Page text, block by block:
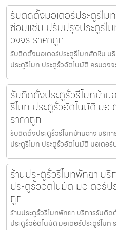
รับติดตั้งมอเตอร์ประตูรีโ
ซ่อมแซ่ม ปรับปรุงประตูรีโ
วงจร ราคาถูก
รับติดตั้งมอเตอร์ประตูรีโมทสัตหีบ
ประตูรีโมท ประตูรั้วอัตโนมัติ ครบวง
รับติดตั้งประตูรั้วรีโมทบ้า
รีโมท ประตูรั้วอัตโนมัติ มอ
ราคาถูก
รับติดตั้งประตูรั้วรีโมทบ้านฉาง บริก
ประตูรีโมท ประตูรั้วอัตโนมัติ มอเตอร์
ร้านประตูรั้วรีโมทพัทยา บ
ประตูรั้วอัตโนมัติ มอเตอร์
ถูก
ร้านประตูรั้วรีโมทพัทยา บริการรับติ
ประตูรั้วอัตโนมัติ มอเตอร์ประตูรีโมท